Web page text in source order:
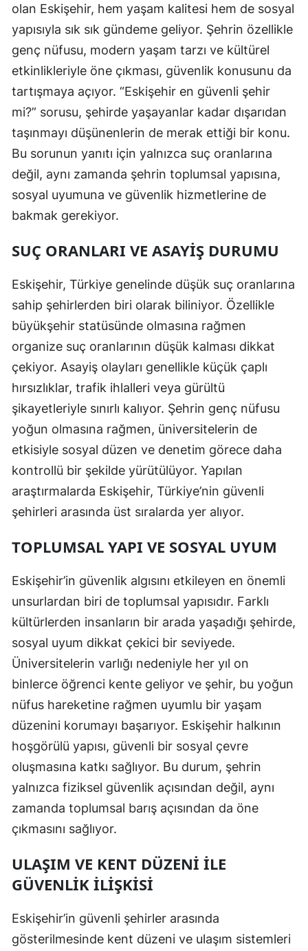
Diyarbakır
Edirne
Elazığ
Erzincan
Erzurum
Eskişehir
Gaziantep
Hatay
Isparta
Mersin
İstanbul
İzmir
Kars
Kastamonu
Kayseri
Kırklareli
Kırşehir
Kocaeli
Konya
Kütahya
Malatya
Manisa
Kahramanmaraş
Mardin
Muğla
Muş
Niğde
Rize
Sakarya
olan Eskişehir, hem yaşam kalitesi hem de sosyal
yapısıyla sık sık gündeme geliyor. Şehrin özellikle
genç nüfusu, modern yaşam tarzı ve kültürel
etkinlikleriyle öne çıkması, güvenlik konusunu da
tartışmaya açıyor. “Eskişehir en güvenli şehir
mi?” sorusu, şehirde yaşayanlar kadar dışarıdan
taşınmayı düşünenlerin de merak ettiği bir konu.
Bu sorunun yanıtı için yalnızca suç oranlarına
değil, aynı zamanda şehrin toplumsal yapısına,
sosyal uyumuna ve güvenlik hizmetlerine de
bakmak gerekiyor.
SUÇ ORANLARI VE ASAYIŞ DURUMU
Eskişehir, Türkiye genelinde düşük suç oranlarına
sahip şehirlerden biri olarak biliniyor. Özellikle
büyükşehir statüsünde olmasına rağmen
organize suç oranlarının düşük kalması dikkat
çekiyor. Asayiş olayları genellikle küçük çaplı
hırsızlıklar, trafik ihlalleri veya gürültü
şikayetleriyle sınırlı kalıyor. Şehrin genç nüfusu
yoğun olmasına rağmen, üniversitelerin de
etkisiyle sosyal düzen ve denetim görece daha
kontrollü bir şekilde yürütülüyor. Yapılan
araştırmalarda Eskişehir, Türkiye’nin güvenli
şehirleri arasında üst sıralarda yer alıyor.
TOPLUMSAL YAPI VE SOSYAL UYUM
Eskişehir’in güvenlik algısını etkileyen en önemli
unsurlardan biri de toplumsal yapısıdır. Farklı
kültürlerden insanların bir arada yaşadığı şehirde,
sosyal uyum dikkat çekici bir seviyede.
Üniversitelerin varlığı nedeniyle her yıl on
binlerce öğrenci kente geliyor ve şehir, bu yoğun
nüfus hareketine rağmen uyumlu bir yaşam
düzenini korumayı başarıyor. Eskişehir halkının
hoşgörülü yapısı, güvenli bir sosyal çevre
oluşmasına katkı sağlıyor. Bu durum, şehrin
yalnızca fiziksel güvenlik açısından değil, aynı
zamanda toplumsal barış açısından da öne
çıkmasını sağlıyor.
ULAŞIM VE KENT DÜZENI ILE
GÜVENLIK İLIŞKISI
Eskişehir’in güvenli şehirler arasında
gösterilmesinde kent düzeni ve ulaşım sistemleri